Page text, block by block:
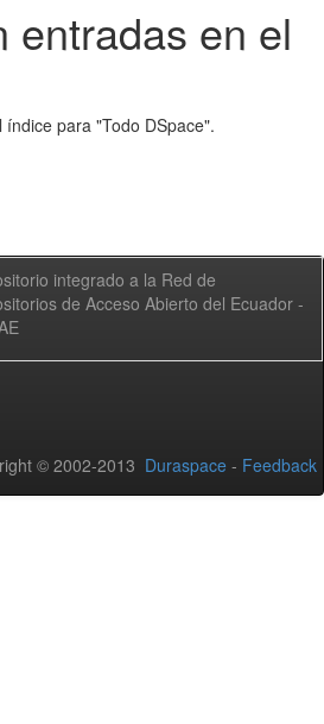
entradas en el
para "Todo DSpace".
integrado a la Red de
de Acceso Abierto del Ecuador -
© 2002-2013 Duraspace - Feedback